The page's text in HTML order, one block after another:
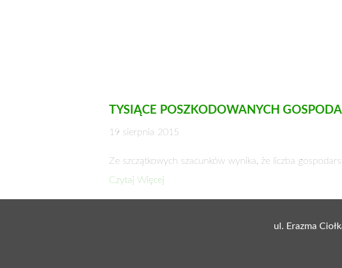
TYSIĄCE POSZKODOWANYCH
19 sierpnia 2015
Ze szczątkowych szacunków wynika, że liczba
Czytaj Więcej
ul. Erazma